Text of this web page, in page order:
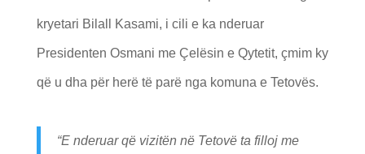
kryetari Bilall Kasami, i cili e ka nderuar
Presidenten Osmani me Çelësin e Qytetit, çmim ky
që u dha për herë të parë nga komuna e Tetovës.
“E nderuar që vizitën në Tetovë ta filloj me